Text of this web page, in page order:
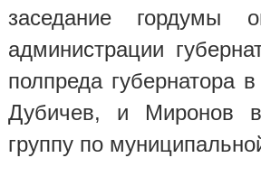
заседание гордумы
администрации
полпреда губернатора
Дубичев, и Миронов
группу по